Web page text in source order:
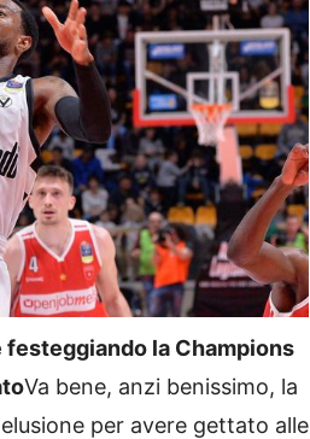
la Champions
Va bene, anzi benissimo, la
per avere gettato alle